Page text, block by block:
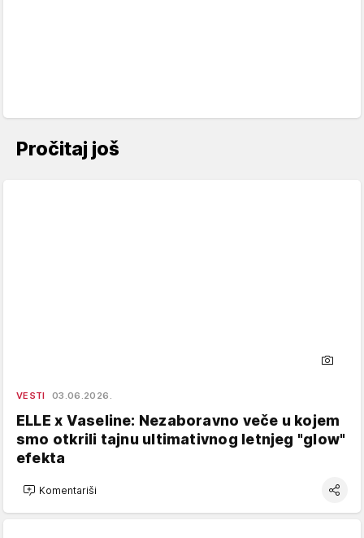
Pročitaj još
VESTI 03.06.2026.
ELLE x Vaseline: Nezaboravno veče u kojem
smo otkrili tajnu ultimativnog letnjeg "glow"
efekta
Komentariši